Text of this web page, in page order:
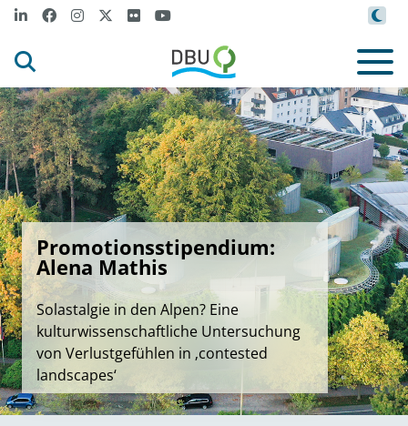
Promotionsstipendium:
Alena Mathis
Solastalgie in den Alpen? Eine
kulturwissenschaftliche Untersuchung
von Verlustgefühlen in ‚contested
landscapes‘